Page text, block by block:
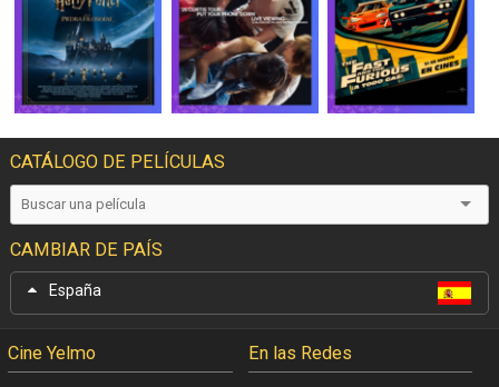
CATÁLOGO DE PELÍCULAS
CAMBIAR DE PAÍS
España
Cine Yelmo En las Redes